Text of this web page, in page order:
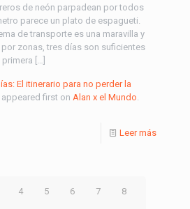
de neón parpadean por todos
parece un plato de espagueti.
de transporte es una maravilla y
zonas, tres días son suficientes
[…]
El itinerario para no perder la
appeared first on Alan x el Mundo
Leer más
4 5 6 7 8